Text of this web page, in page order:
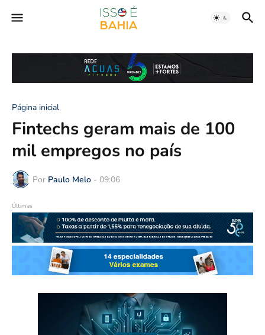
Página inicial
Fintechs geram mais de 100
mil empregos no país
Por Paulo Melo - 09:06
Últimas